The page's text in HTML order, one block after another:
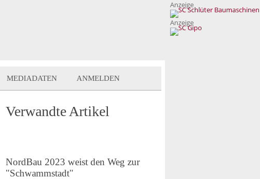
Anzeige
Anzeige
MEDIADATEN ANMELDEN
Verwandte Artikel
NordBau 2023 weist den Weg zur
"Schwammstadt"